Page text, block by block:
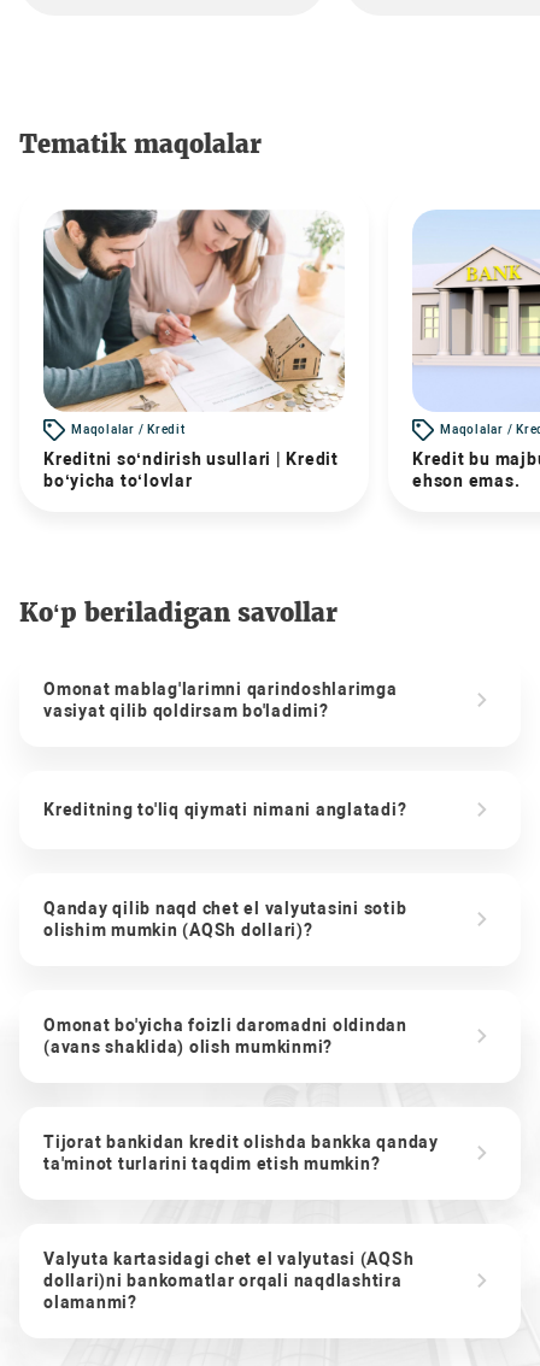
Tematik maqolalar
Maqolalar / Kredit
Kreditni so‘ndirish usullari | Kredit
bo‘yicha to‘lovlar
Maqolalar /
Kredit bu
ehson emas.
Ko‘p beriladigan savollar
Omonat mablag'larimni qarindoshlarimga
vasiyat qilib qoldirsam bo'ladimi?
Kreditning to'liq qiymati nimani anglatadi?
Qanday qilib naqd chet el valyutasini sotib
olishim mumkin (AQSh dollari)?
Omonat bo'yicha foizli daromadni oldindan
(avans shaklida) olish mumkinmi?
Tijorat bankidan kredit olishda bankka qanday
ta'minot turlarini taqdim etish mumkin?
Valyuta kartasidagi chet el valyutasi (AQSh
dollari)ni bankomatlar orqali naqdlashtira
olamanmi?